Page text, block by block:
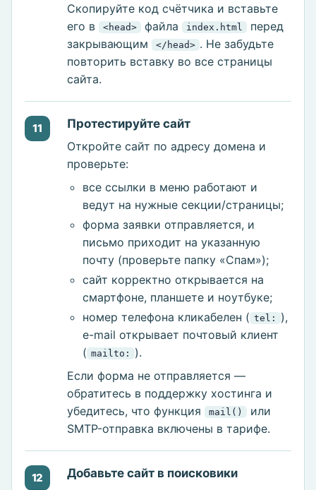
Скопируйте код счётчика и вставьте
его в
<head> файла index.html
перед
закрывающим
</head> . Не забудьте
повторить вставку во все страницы
сайта.
11
Протестируйте сайт
Откройте сайт по адресу домена и
проверьте:
все ссылки в меню работают и
ведут на нужные секции/страницы;
форма заявки отправляется, и
письмо приходит на указанную
почту (проверьте папку «Спам»);
сайт корректно открывается на
смартфоне, планшете и ноутбуке;
номер телефона кликабелен ( tel:
),
e-mail открывает почтовый клиент
( mailto:
).
Если форма не отправляется —
обратитесь в поддержку хостинга и
убедитесь, что функция
mail()
или
SMTP-отправка включены в тарифе.
12
Добавьте сайт в поисковики